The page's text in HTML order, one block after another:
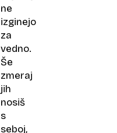
ne
izginejo
za
vedno.
Še
zmeraj
jih
nosiš
s
seboj,